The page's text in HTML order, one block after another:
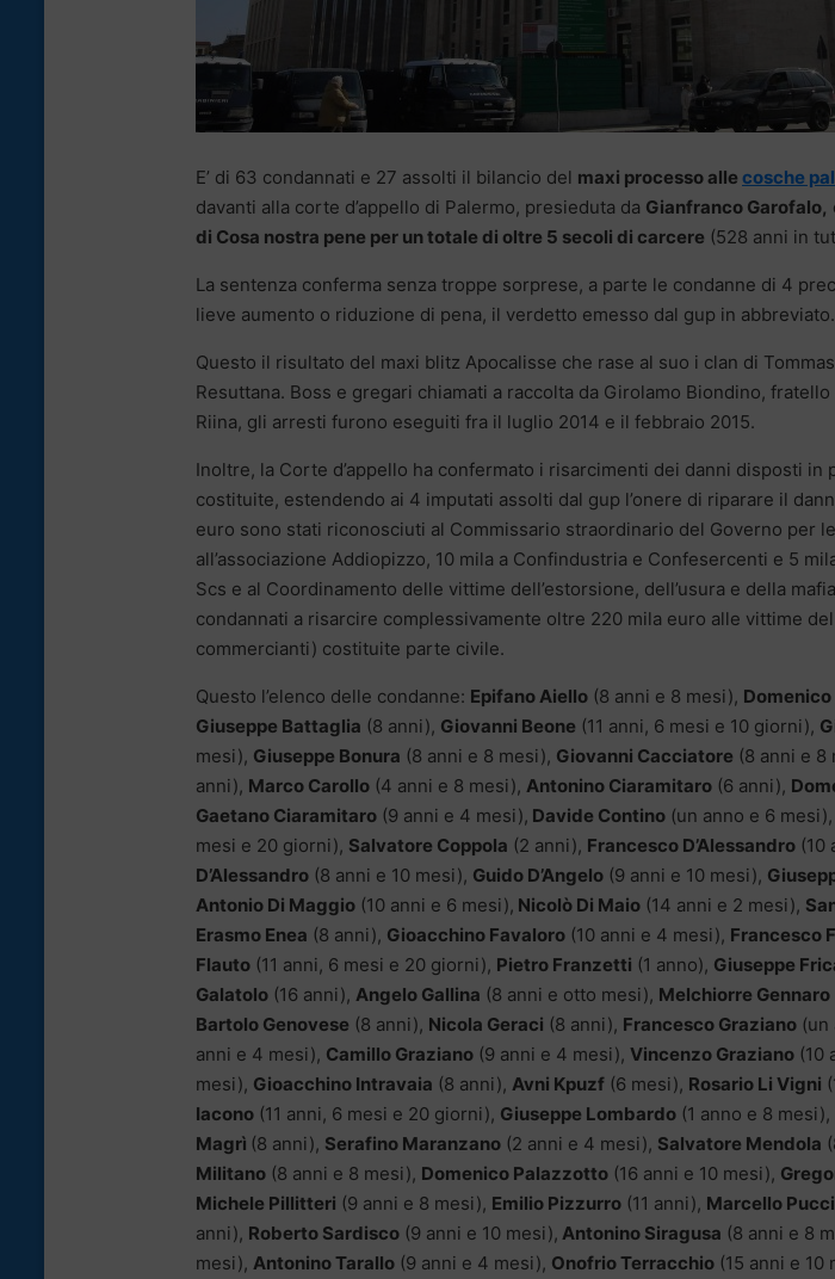
E’ di 63 condannati e 27 assolti il bilancio del maxi processo alle cosche
davanti alla corte d’appello di Palermo, presieduta da Gianfranco Garofalo,
di Cosa nostra pene per un totale di oltre 5 secoli di carcere (528 anni in
La sentenza conferma senza troppe sorprese, a parte le condanne di 4
lieve aumento o riduzione di pena, il verdetto emesso dal gup in abbreviato.
Questo il risultato del maxi blitz Apocalisse che rase al suo i clan di
Resuttana. Boss e gregari chiamati a raccolta da Girolamo Biondino, fratello
Riina, gli arresti furono eseguiti fra il luglio 2014 e il febbraio 2015.
Inoltre, la Corte d’appello ha confermato i risarcimenti dei danni disposti in
costituite, estendendo ai 4 imputati assolti dal gup l’onere di riparare il
euro sono stati riconosciuti al Commissario straordinario del Governo per
all’associazione Addiopizzo, 10 mila a Confindustria e Confesercenti e 5
Scs e al Coordinamento delle vittime dell’estorsione, dell’usura e della
condannati a risarcire complessivamente oltre 220 mila euro alle vittime
commercianti) costituite parte civile.
Questo l’elenco delle condanne: Epifano Aiello (8 anni e 8 mesi),
Giuseppe Battaglia (8 anni), Giovanni Beone (11 anni, 6 mesi e 10 giorni),
mesi), Giuseppe Bonura (8 anni e 8 mesi), Giovanni Cacciatore (8 anni e 8
anni), Marco Carollo (4 anni e 8 mesi), Antonino Ciaramitaro (6 anni),
Gaetano Ciaramitaro (9 anni e 4 mesi), Davide Contino (un anno e 6 mesi),
mesi e 20 giorni), Salvatore Coppola (2 anni), Francesco D’Alessandro (10
D’Alessandro (8 anni e 10 mesi), Guido D’Angelo (9 anni e 10 mesi),
Antonio Di Maggio (10 anni e 6 mesi), Nicolò Di Maio (14 anni e 2 mesi),
Erasmo Enea (8 anni), Gioacchino Favaloro (10 anni e 4 mesi), Francesco
Flauto (11 anni, 6 mesi e 20 giorni), Pietro Franzetti (1 anno), Giuseppe
Galatolo (16 anni), Angelo Gallina (8 anni e otto mesi), Melchiorre Gennaro
Bartolo Genovese (8 anni), Nicola Geraci (8 anni), Francesco Graziano (un
anni e 4 mesi), Camillo Graziano (9 anni e 4 mesi), Vincenzo Graziano (10
mesi), Gioacchino Intravaia (8 anni), Avni Kpuzf (6 mesi), Rosario Li Vigni
Iacono (11 anni, 6 mesi e 20 giorni), Giuseppe Lombardo (1 anno e 8 mesi),
Magrì (8 anni), Serafino Maranzano (2 anni e 4 mesi), Salvatore Mendola
Militano (8 anni e 8 mesi), Domenico Palazzotto (16 anni e 10 mesi),
Michele Pillitteri (9 anni e 8 mesi), Emilio Pizzurro (11 anni), Marcello
anni), Roberto Sardisco (9 anni e 10 mesi), Antonino Siragusa (8 anni e 8
mesi), Antonino Tarallo (9 anni e 4 mesi), Onofrio Terracchio (15 anni e 10